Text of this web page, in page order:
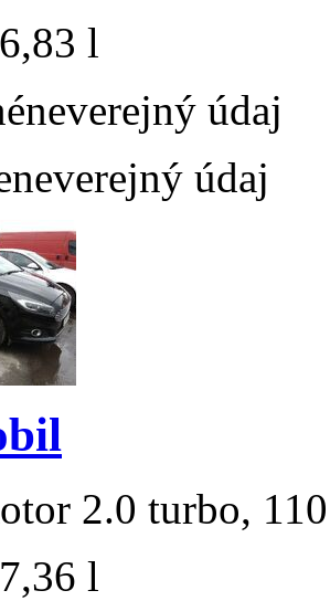
6,83 l
neverejný údaj
neverejný údaj
2.0 turbo,
7,36 l